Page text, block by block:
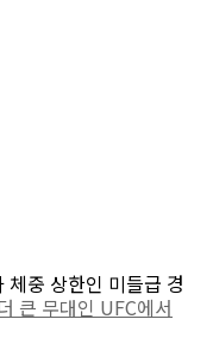
중 상한인 미들급 경
큰 무대인 UFC에서